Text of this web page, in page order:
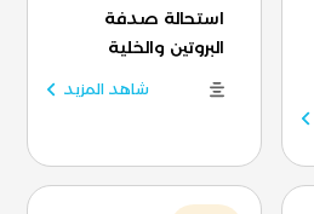
استحالة صدفة
البروتين والخلية
شاهد المزيد